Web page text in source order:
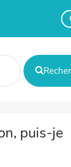
puis-je